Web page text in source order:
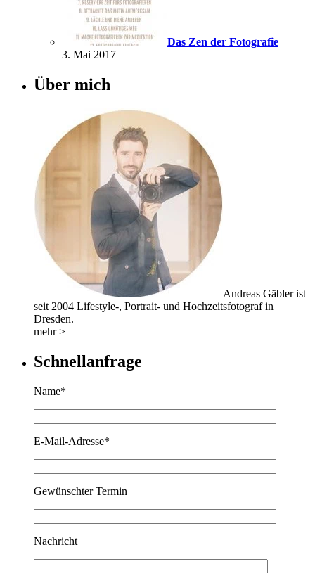
Das Zen der Fotografie
3. Mai 2017
Über mich
Andreas Gäbler ist
seit 2004 Lifestyle-, Portrait- und Hochzeitsfotograf in
Dresden.
mehr >
Schnellanfrage
Name*
E-Mail-Adresse*
Gewünschter Termin
Nachricht